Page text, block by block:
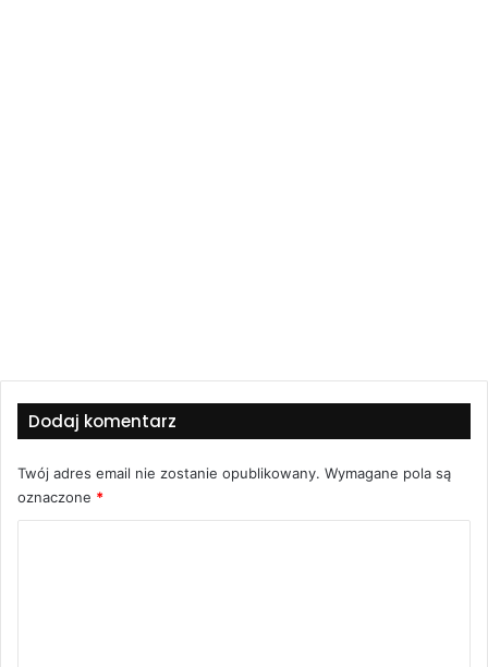
Dodaj komentarz
Twój adres email nie zostanie opublikowany. Wymagane pola są
oznaczone *